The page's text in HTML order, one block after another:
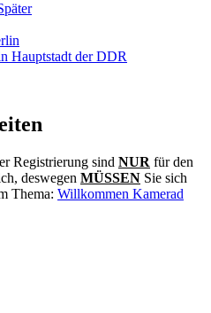
Hauptstadt der DDR
Registrierung sind NUR für den
deswegen MÜSSEN Sie sich
Thema: Willkommen Kamerad